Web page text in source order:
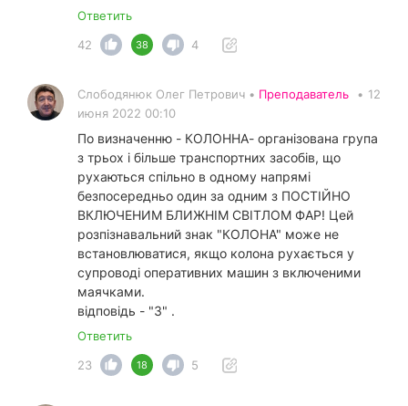
Ответить
42
38 4
Слободянюк Олег Петрович • Преподаватель • 12
июня 2022 00:10
По визначенню - КОЛОННА- організована група
з трьох і більше транспортних засобів, що
рухаються спільно в одному напрямі
безпосередньо один за одним з ПОСТІЙНО
ВКЛЮЧЕНИМ БЛИЖНІМ СВІТЛОМ ФАР! Цей
розпізнавальний знак "КОЛОНА" може не
встановлюватися, якщо колона рухається у
супроводі оперативних машин з включеними
маячками.
відповідь - "3" .
Ответить
23
18 5